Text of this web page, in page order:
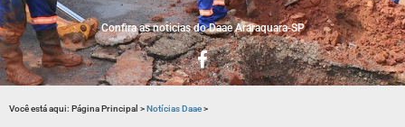
Confira as noticias do Daae Araraquara-SP
Você está aqui: Página Principal >Notícias Daae>